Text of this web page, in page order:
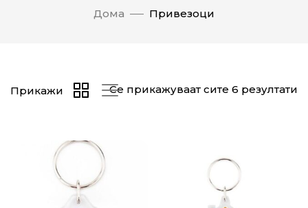
Дома Привезоци
Се прикажуваат сите 6 резултати
Прикажи